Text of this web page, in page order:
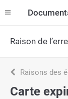
Raison de
Raisons des
Carte